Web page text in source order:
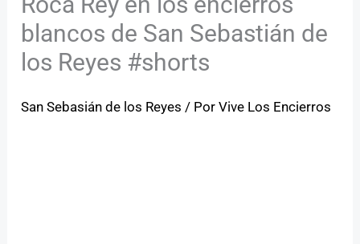
blancos de San Sebastián de
los Reyes #shorts
San Sebasián de los Reyes / PorVive Los Encierros